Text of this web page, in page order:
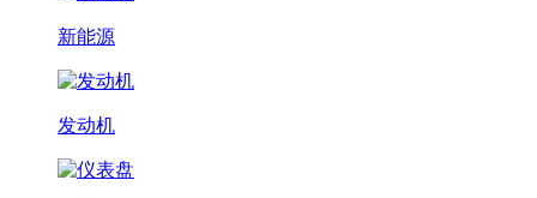
新能源
发动机